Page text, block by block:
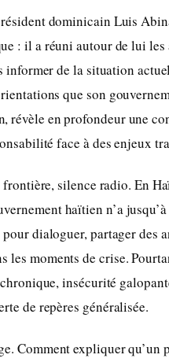
dominicain Luis
: il a réuni autour de lui
de la situation
que son
révèle en profondeur une
face à des enjeux
frontière, silence radio. En
haïtien n’a
dialoguer, partager des
les moments de crise.
insécurité
de repères généralisée.
Comment expliquer